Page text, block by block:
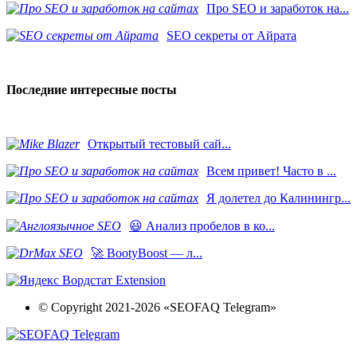
Про SEO и заработок на...
SEO секреты от Айрата
Последние интересные посты
​Открытый тестовый сай...
Всем привет! Часто в ...
Я долетел до Калинингр...
😃 Анализ пробелов в ко...
🚀 BootyBoost — л...
© Copyright 2021-2026 «SEOFAQ Telegram»